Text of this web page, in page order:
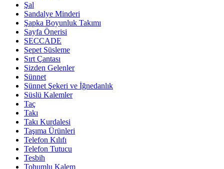
Şal
Sandalye Minderi
Şapka Boyunluk Takımı
Sayfa Önerisi
SECCADE
Sepet Süsleme
Sırt Çantası
Sizden Gelenler
Sünnet
Sünnet Şekeri ve İğnedanlık
Süslü Kalemler
Taç
Takı
Takı Kurdalesi
Taşıma Ürünleri
Telefon Kılıfı
Telefon Tutucu
Tesbih
Tohumlu Kalem